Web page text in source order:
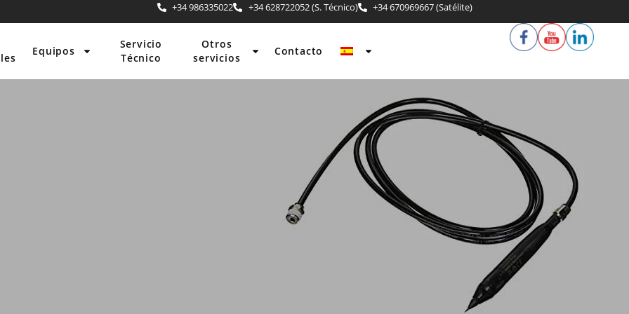
+34 986335022 +34 628722052 (S. Técnico) +34 670969667 (Satélite)
Equipos
Servicio
Técnico
Otros
servicios
Contacto